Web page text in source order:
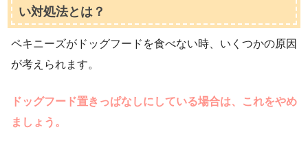
い対処法とは？
ペキニーズがドッグフードを食べない時、いくつかの原因
が考えられます。
ドッグフード置きっぱなしにしている場合は、これをやめ
ましょう。